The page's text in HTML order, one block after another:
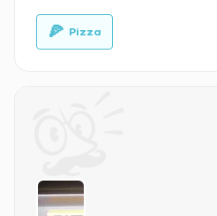
🍕 Pizza